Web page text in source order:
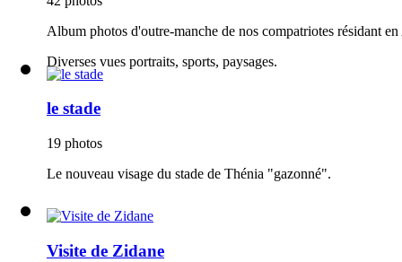
Album photos d'outre-manche de nos compatriotes résidant
Diverses vues portraits, sports, paysages.
le stade
19 photos
Le nouveau visage du stade de Thénia "gazonné".
Visite de Zidane